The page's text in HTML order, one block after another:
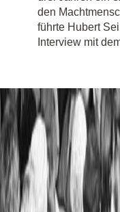
den
führte Hubert
Interview mit